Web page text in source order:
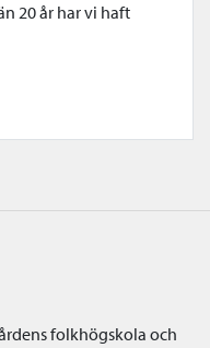
20 år har vi haft
folkhögskola och